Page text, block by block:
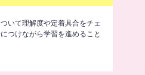
いて理解度や定着具合をチェ
つけながら学習を進めること